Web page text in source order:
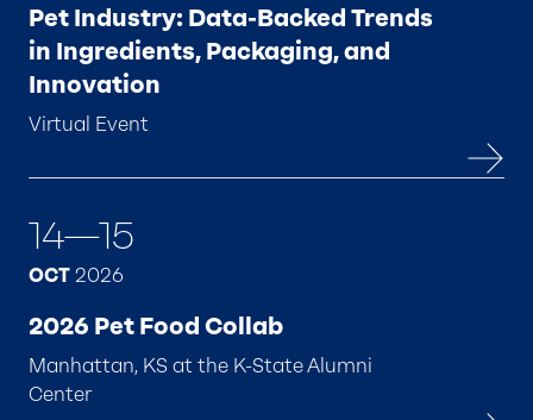
Pet Industry: Data-Backed Trends
in Ingredients, Packaging, and
Innovation
Virtual Event
14—15
OCT 2026
2026 Pet Food Collab
Manhattan, KS at the K-State Alumni
Center